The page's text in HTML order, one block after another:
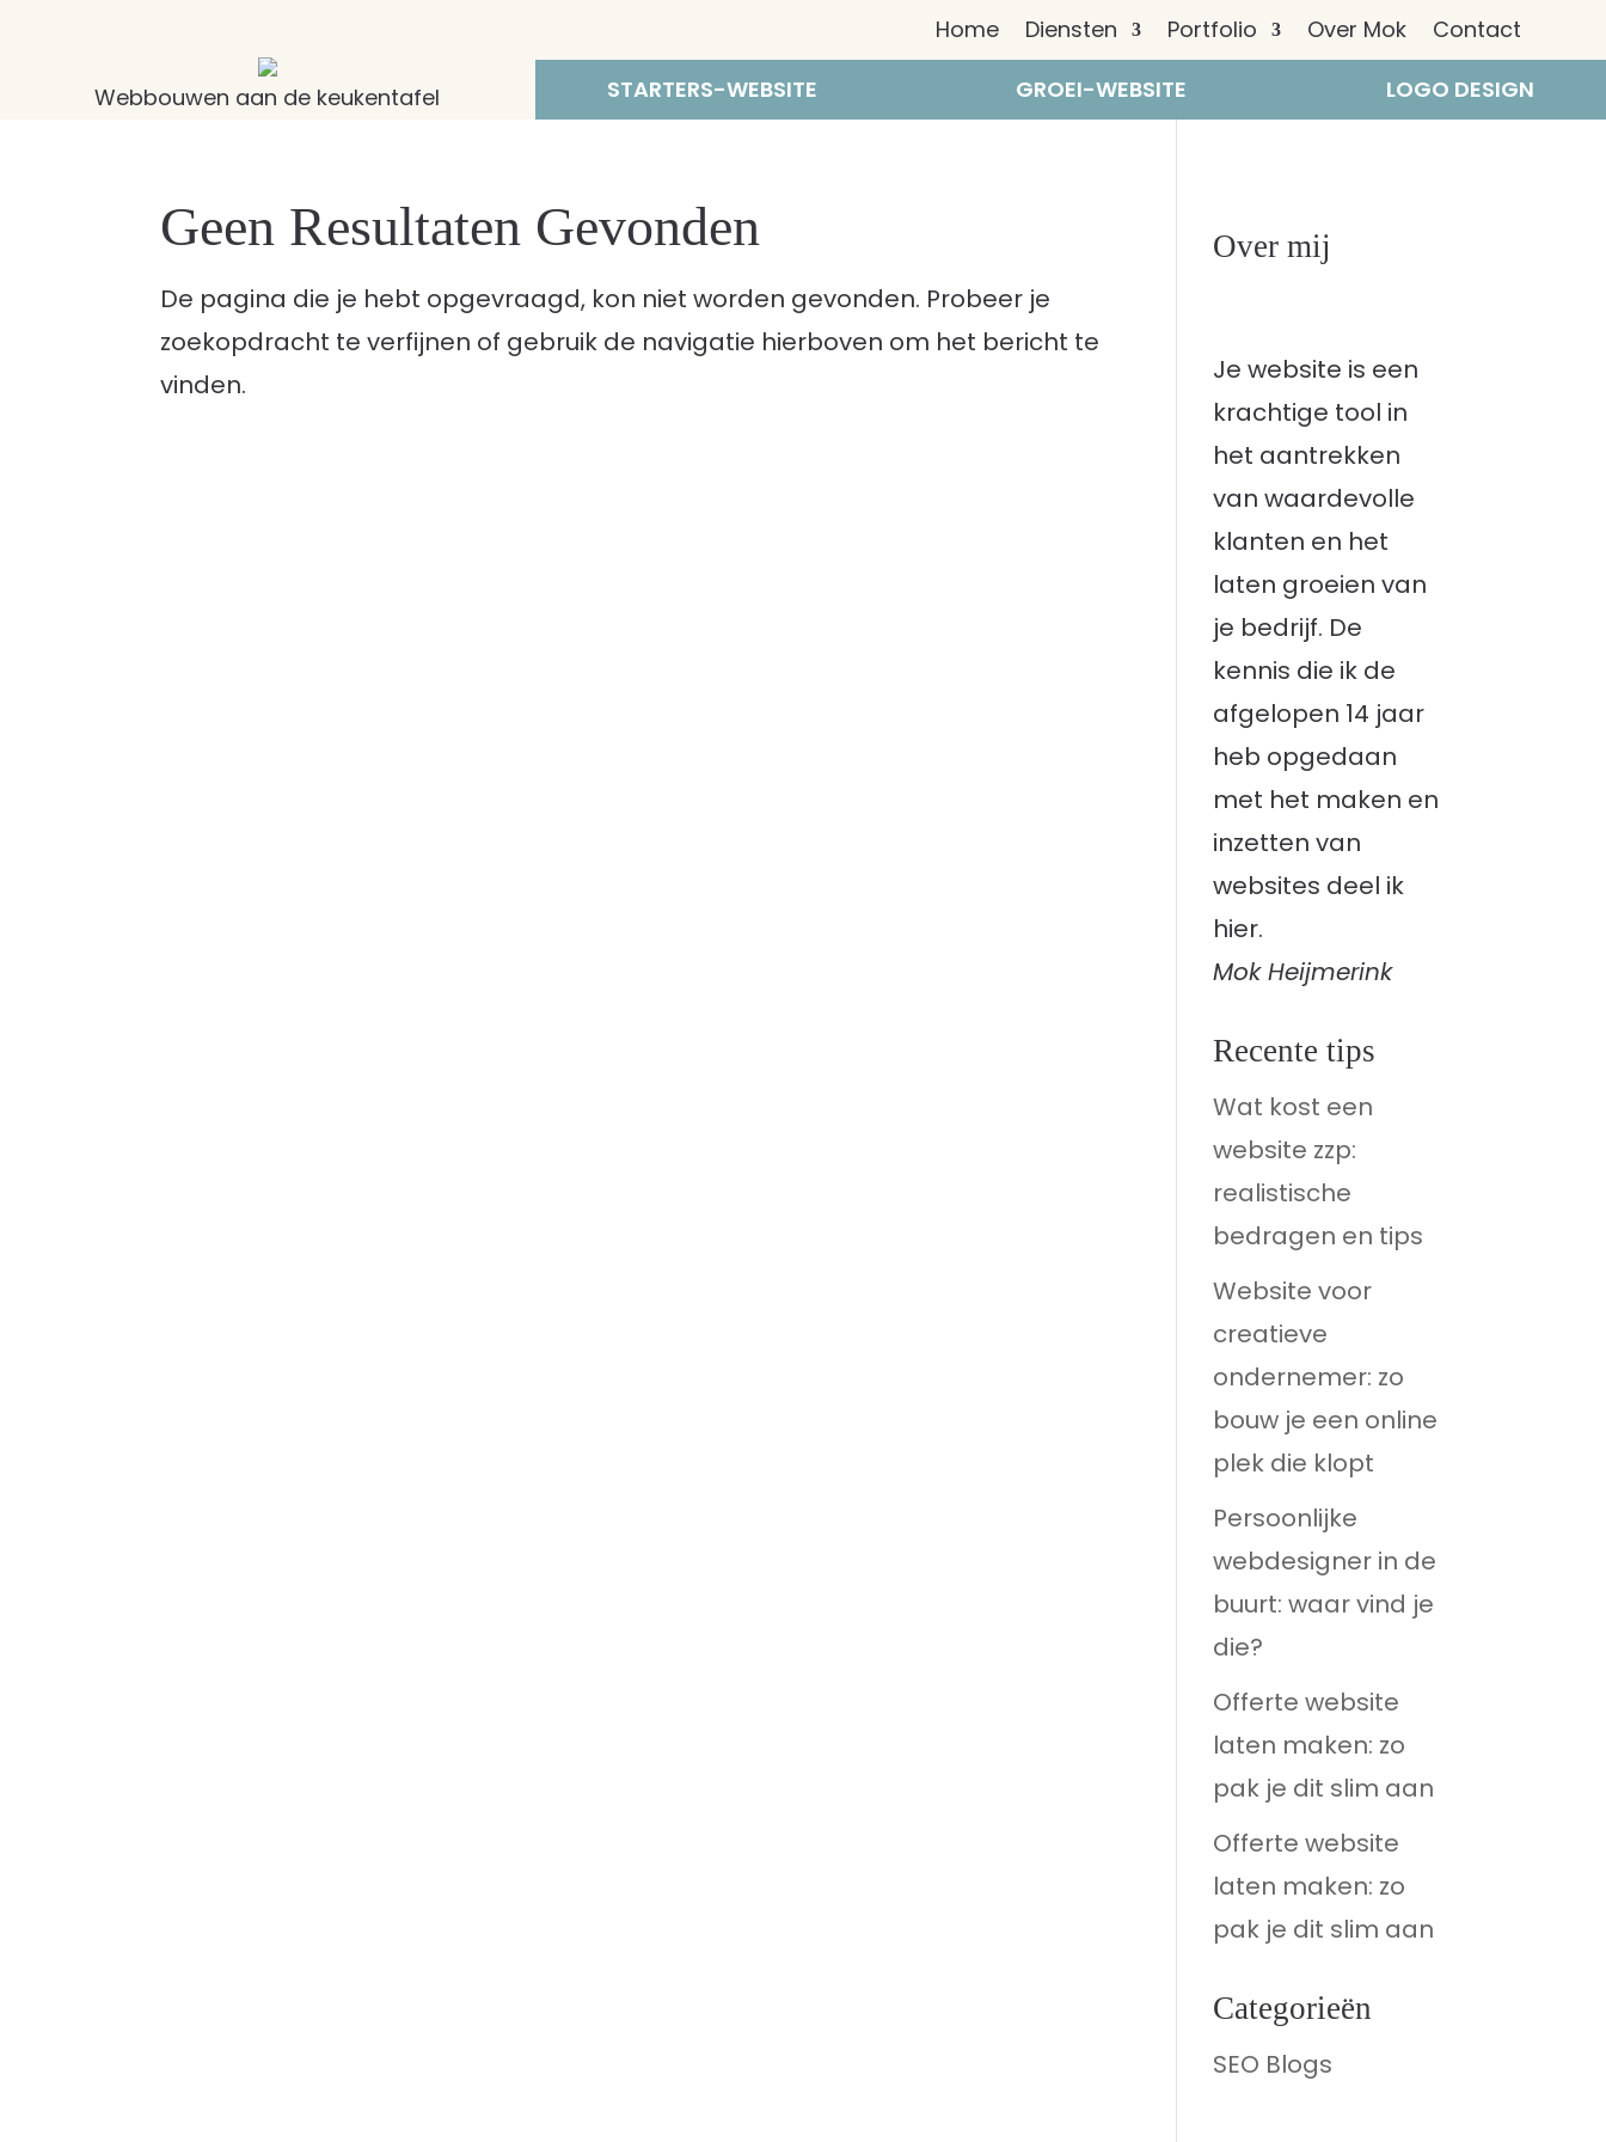
Webbouwen aan de keukentafel
Home Diensten Portfolio Over Mok
Contact
STARTERS-WEBSITE
GROEI-WEBSITE LOGO DESIGN
Geen Resultaten Gevonden
De pagina die je hebt opgevraagd, kon niet worden gevonden. Probeer je
zoekopdracht te verfijnen of gebruik de navigatie hierboven om het bericht te
vinden.
Over mij
Je website is een
krachtige tool in
het aantrekken
van waardevolle
klanten en het
laten groeien van
je bedrijf. De
kennis die ik de
afgelopen 14 jaar
heb opgedaan
met het maken en
inzetten van
websites deel ik
hier.
Mok Heijmerink
Recente tips
Wat kost een
website zzp:
realistische
bedragen en tips
Website voor
creatieve
ondernemer: zo
bouw je een online
plek die klopt
Persoonlijke
webdesigner in de
buurt: waar vind je
die?
Offerte website
laten maken: zo
pak je dit slim aan
Offerte website
laten maken: zo
pak je dit slim aan
Categorieën
SEO Blogs